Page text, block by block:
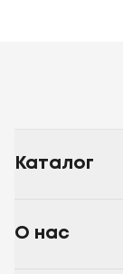
Каталог
О нас